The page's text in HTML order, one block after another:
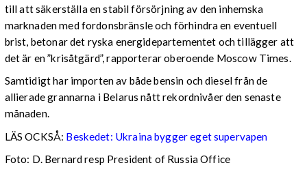
till att säkerställa en stabil försörjning av den inhemska
marknaden med fordonsbränsle och förhindra en eventuell
brist, betonar det ryska energidepartementet och tillägger att
det är en ”krisåtgärd”, rapporterar oberoende Moscow Times.
Samtidigt har importen av både bensin och diesel från de
allierade grannarna i Belarus nått rekordnivåer den senaste
månaden.
LÄS OCKSÅ: Beskedet: Ukraina bygger eget supervapen
Foto: D. Bernard resp President of Russia Office